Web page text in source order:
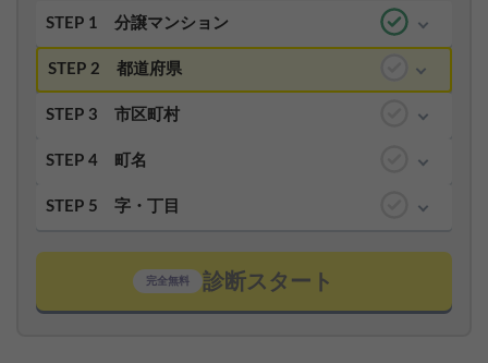
STEP 1 分譲マンション
STEP 2 都道府県
STEP 3 市区町村
STEP 4 町名
STEP 5 字・丁目
完全無料 診断スタート